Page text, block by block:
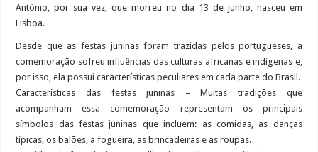
Antônio, por sua vez, que morreu no dia 13 de junho, nasceu em
Lisboa.
Desde que as festas juninas foram trazidas pelos portugueses, a
comemoração sofreu influências das culturas africanas e indígenas e,
por isso, ela possui características peculiares em cada parte do Brasil.
Características das festas juninas – Muitas tradições que
acompanham essa comemoração representam os principais
símbolos das festas juninas que incluem: as comidas, as danças
típicas, os balões, a fogueira, as brincadeiras e as roupas.